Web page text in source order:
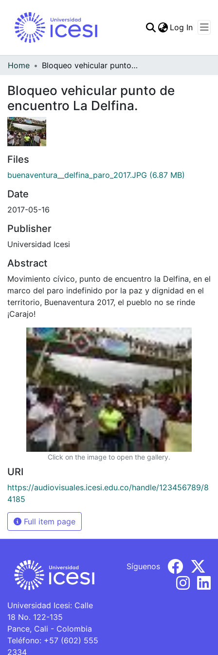
Log In
Home Bloqueo vehicular punto de encuentro La Delfina.
Bloqueo vehicular punto de
encuentro La Delfina.
Files
buenaventura__delfina_paro_2017.JPG (6.87 MB)
Date
2017-05-16
Publisher
Universidad Icesi
Abstract
Movimiento cívico, punto de encuentro la Delfina, en el
marco del paro indefinido por la paz y dignidad en el
territorio, Buenaventura 2017, el pueblo no se rinde
¡Carajo!
Click on the image to open the gallery.
URI
https://audiovisuales.icesi.edu.co/handle/123456789/8
4185
Full item page
Universidad Icesi: Calle
18 No. 122-135
Pance, Cali - Colombia
Teléfono: +57 (602) 555
2334
Síguenos